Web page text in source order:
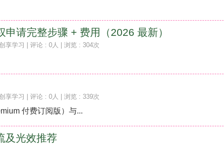
申请完整步骤 + 费用（2026 最新）
享学习 | 评论 : 0人 | 浏览 : 304次
享学习 | 评论 : 0人 | 浏览 : 339次
付费订阅版）与...
及光效推荐